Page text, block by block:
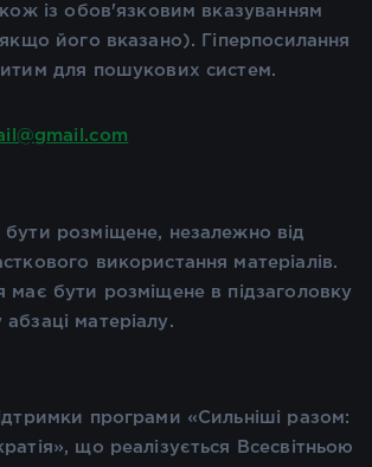
із обов'язковим вказуванням
його вказано). Гіперпосилання
для пошукових систем.
розміщене, незалежно від
використання матеріалів.
має бути розміщене в підзаголовку
матеріалу.
програми «Сильніші разом:
що реалізується Всесвітньою